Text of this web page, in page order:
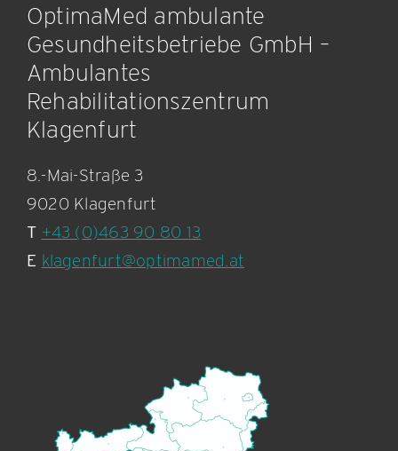
OptimaMed ambulante
Gesundheitsbetriebe GmbH –
Ambulantes
Rehabilitationszentrum
Klagenfurt
8.-Mai-Straße 3
9020 Klagenfurt
T +43 (0)463 90 80 13
E klagenfurt@optimamed.at